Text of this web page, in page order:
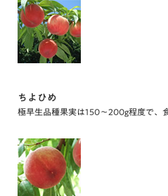
ちよひめ
極早生品種果実は150〜200g程度で、